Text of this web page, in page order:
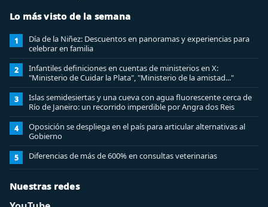
Lo más visto de la semana
1
Día de la Niñez: Descuentos en panoramas y experiencias para
celebrar en familia
2
Infantiles definiciones en cuentas de ministerios en X:
"Ministerio de Cuidar la Plata", "Ministerio de la amistad..."
3
Islas semidesiertas y una cueva con agua fluorescente cerca de
Río de Janeiro: un recorrido imperdible por Angra dos Reis
4
Oposición se despliega en el país para articular alternativas al
Gobierno
5 Diferencias de más de 600% en consultas veterinarias
Nuestras redes